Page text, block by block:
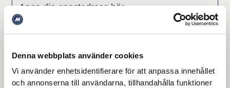
Denna webbplats använder cookies
Vi använder enhetsidentifierare för att anpassa innehållet
och annonserna till användarna, tillhandahålla funktioner
Läs mer här